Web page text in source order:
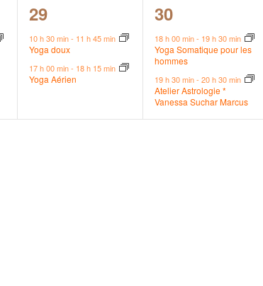
2
évènements,
29
10 h 30 min- 11 h 45 min
Yoga doux
17 h 00 min- 18 h 15 min
Yoga Aérien
2
évènements,
30
18 h 00 min- 19 h 30 min
Yoga Somatique pour les
hommes
19 h 30 min- 20 h 30 min
Atelier Astrologie *
Vanessa Suchar Marcus